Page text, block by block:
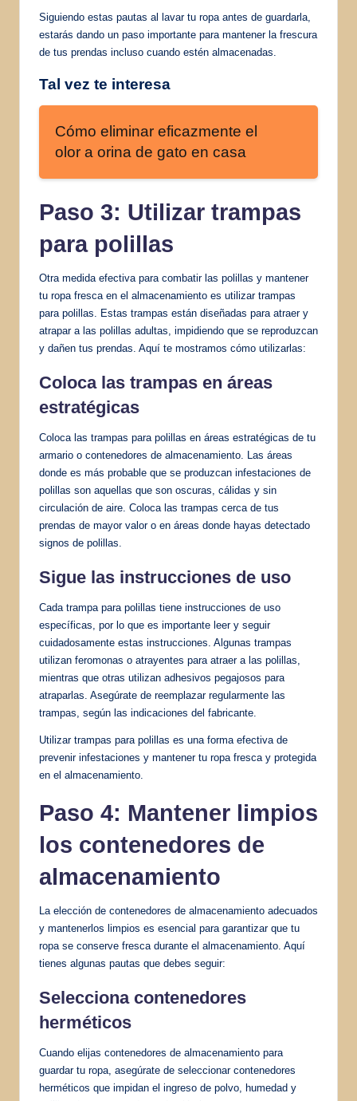
Siguiendo estas pautas al lavar tu ropa antes de guardarla,
estarás dando un paso importante para mantener la frescura
de tus prendas incluso cuando estén almacenadas.
Tal vez te interesa
Cómo eliminar eficazmente el
olor a orina de gato en casa
Paso 3: Utilizar trampas
para polillas
Otra medida efectiva para combatir las polillas y mantener
tu ropa fresca en el almacenamiento es utilizar trampas
para polillas. Estas trampas están diseñadas para atraer y
atrapar a las polillas adultas, impidiendo que se reproduzcan
y dañen tus prendas. Aquí te mostramos cómo utilizarlas:
Coloca las trampas en áreas
estratégicas
Coloca las trampas para polillas en áreas estratégicas de tu
armario o contenedores de almacenamiento. Las áreas
donde es más probable que se produzcan infestaciones de
polillas son aquellas que son oscuras, cálidas y sin
circulación de aire. Coloca las trampas cerca de tus
prendas de mayor valor o en áreas donde hayas detectado
signos de polillas.
Sigue las instrucciones de uso
Cada trampa para polillas tiene instrucciones de uso
específicas, por lo que es importante leer y seguir
cuidadosamente estas instrucciones. Algunas trampas
utilizan feromonas o atrayentes para atraer a las polillas,
mientras que otras utilizan adhesivos pegajosos para
atraparlas. Asegúrate de reemplazar regularmente las
trampas, según las indicaciones del fabricante.
Utilizar trampas para polillas es una forma efectiva de
prevenir infestaciones y mantener tu ropa fresca y protegida
en el almacenamiento.
Paso 4: Mantener limpios
los contenedores de
almacenamiento
La elección de contenedores de almacenamiento adecuados
y mantenerlos limpios es esencial para garantizar que tu
ropa se conserve fresca durante el almacenamiento. Aquí
tienes algunas pautas que debes seguir:
Selecciona contenedores
herméticos
Cuando elijas contenedores de almacenamiento para
guardar tu ropa, asegúrate de seleccionar contenedores
herméticos que impidan el ingreso de polvo, humedad y